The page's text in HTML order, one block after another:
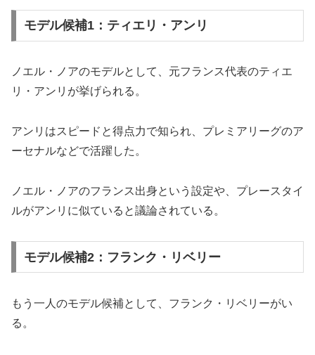
モデル候補1：ティエリ・アンリ
ノエル・ノアのモデルとして、元フランス代表のティエ
リ・アンリが挙げられる。
アンリはスピードと得点力で知られ、プレミアリーグのア
ーセナルなどで活躍した。
ノエル・ノアのフランス出身という設定や、プレースタイ
ルがアンリに似ていると議論されている。
モデル候補2：フランク・リベリー
もう一人のモデル候補として、フランク・リベリーがい
る。